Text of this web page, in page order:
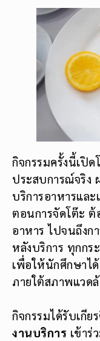
กิจกรรมครั้งนี้เปิ
ประสบการณ์จริง
บริการอาหารแล
ตอนการจัดโต๊ะ
อาหาร ไปจนถึงก
หลังบริการ ทุกก
เพื่อให้นักศึกษาไ
ภายใต้สภาพแวด
กิจกรรมได้รับเกีย
งานบริการ เข้าร่